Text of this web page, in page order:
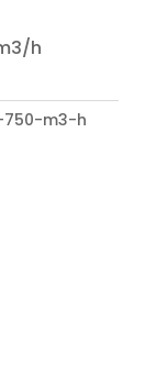
h
m3-h